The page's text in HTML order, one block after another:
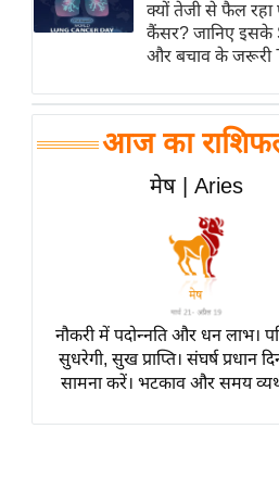
हॉलीवुड
फिल्म समीक्षा
Breaking
News
लाइफस्टाइल
टेक्नॉलॉजी
घरेलू नुस्खे
फिटनेस मंत्रा
रिलेशनशिप
राजनीति
विश्लेषण
क्यों तेजी से फैल
कैंसर? जानिए इसके
और बचाव के जरूरी
आज का
मेष | Aries
नौकरी में पदोन्नति और धन लाभ।
सुधरेगी, सुख प्राप्ति। संघर्ष प्रधान
सामना करें। भटकाव और समय व्यर्थ